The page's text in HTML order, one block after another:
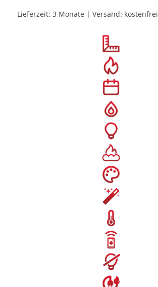
Lieferzeit: 3 Monate | Versand: kostenfrei